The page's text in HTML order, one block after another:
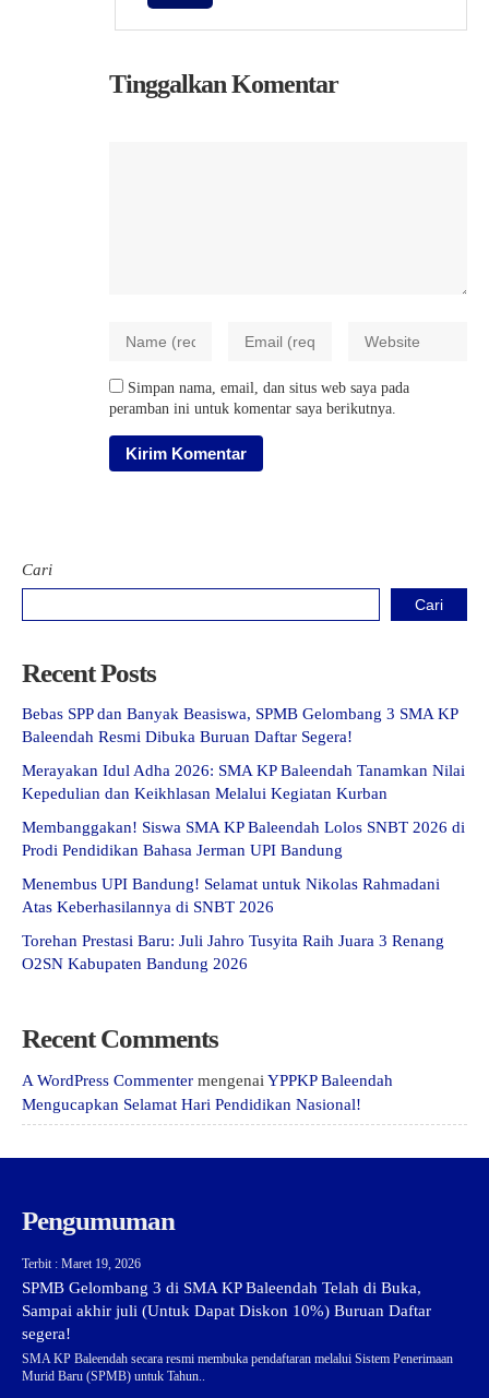
Tinggalkan Komentar
Simpan nama, email, dan situs web saya pada
peramban ini untuk komentar saya berikutnya.
Cari
Cari
Recent Posts
Bebas SPP dan Banyak Beasiswa, SPMB Gelombang 3 SMA KP
Baleendah Resmi Dibuka Buruan Daftar Segera!
Merayakan Idul Adha 2026: SMA KP Baleendah Tanamkan Nilai
Kepedulian dan Keikhlasan Melalui Kegiatan Kurban
Membanggakan! Siswa SMA KP Baleendah Lolos SNBT 2026 di
Prodi Pendidikan Bahasa Jerman UPI Bandung
Menembus UPI Bandung! Selamat untuk Nikolas Rahmadani
Atas Keberhasilannya di SNBT 2026
Torehan Prestasi Baru: Juli Jahro Tusyita Raih Juara 3 Renang
O2SN Kabupaten Bandung 2026
Recent Comments
A WordPress Commenter mengenai YPPKP Baleendah
Mengucapkan Selamat Hari Pendidikan Nasional!
Pengumuman
Terbit : Maret 19, 2026
SPMB Gelombang 3 di SMA KP Baleendah Telah di Buka,
Sampai akhir juli (Untuk Dapat Diskon 10%) Buruan Daftar
segera!
SMA KP Baleendah secara resmi membuka pendaftaran melalui Sistem Penerimaan
Murid Baru (SPMB) untuk Tahun..